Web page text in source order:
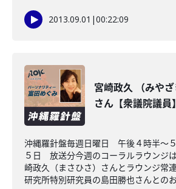
2013.09.01 |00:22:09
宮崎政久 （みやざ
さん【衆議院議員
沖縄羅針盤毎週日曜日 午後４時半～
５日 放送分今週のコーラルラウンジ
崎政久（まさひさ）さんとラウンジ常
研究所特別研究員の島田勝也さんとの